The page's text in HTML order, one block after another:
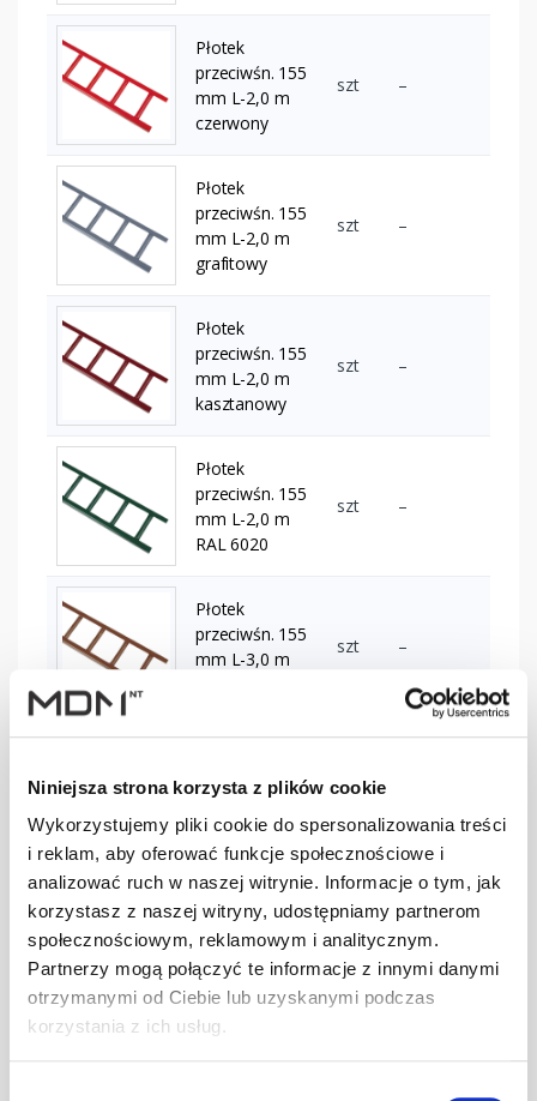
Niniejsza strona korzysta z plików cookie
Wykorzystujemy pliki cookie do spersonalizowania treści
i reklam, aby oferować funkcje społecznościowe i
analizować ruch w naszej witrynie. Informacje o tym, jak
korzystasz z naszej witryny, udostępniamy partnerom
społecznościowym, reklamowym i analitycznym.
Partnerzy mogą połączyć te informacje z innymi danymi
otrzymanymi od Ciebie lub uzyskanymi podczas
korzystania z ich usług.
Płotek
przeciwśn. 155
mm L-2,0 m
czerwony
szt –
Płotek
przeciwśn. 155
mm L-2,0 m
grafitowy
szt –
Płotek
przeciwśn. 155
mm L-2,0 m
kasztanowy
szt –
Płotek
przeciwśn. 155
mm L-2,0 m
RAL 6020
szt –
Płotek
przeciwśn. 155
mm L-3,0 m
szt –
mm L-3,0 m
ciemnobrązowy
szt
Płotek
przeciwśn. 155
mm L-3,0 m
ceglasty
–
Płotek